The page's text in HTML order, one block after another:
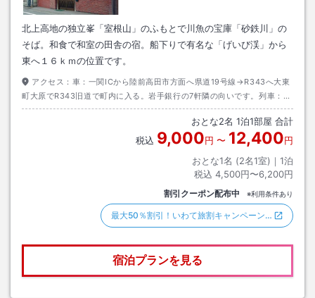
北上高地の独立峯「室根山」のふもとで川魚の宝庫「砂鉄川」の
そば。和食で和室の田舎の宿。船下りで有名な「げいび渓」から
東へ１６ｋｍの位置です。
アクセス： 車：一関ICから陸前高田市方面へ県道19号線→R343へ大東
町大原でR343旧道で町内に入る。岩手銀行の7軒隣の向いです。列車：JR
大船渡線「摺沢駅」より市営バス「大原・上内野」線「立町」バス停下車
おとな2名 1泊1部屋 合計
税込 9,000円 〜 12,400円
おとな1名 (2名1室)｜ 1泊
税込 4,500円〜6,200円
割引クーポン配布中 ※利用条件あり
最大50％割引！いわて旅割キャンペーン…
宿泊プランを見る